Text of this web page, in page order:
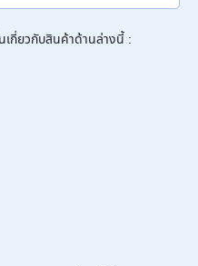
เกี่ยวกับสินค้าด้านล่างนี้ :